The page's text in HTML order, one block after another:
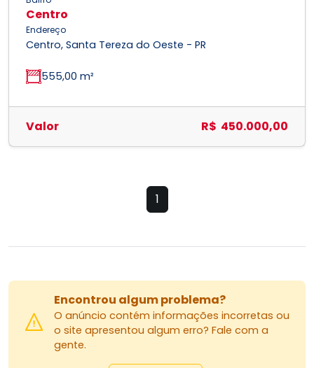
Centro
Endereço
Centro, Santa Tereza do Oeste - PR
555,00 m²
Valor R$ 450.000,00
1
Encontrou algum problema?
O anúncio contém informações incorretas ou
o site apresentou algum erro? Fale com a
gente.